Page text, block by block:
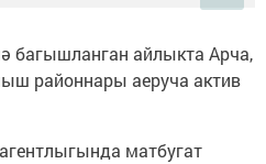
багышланган айлыкта Арча,
районнары аеруча актив
матбугат